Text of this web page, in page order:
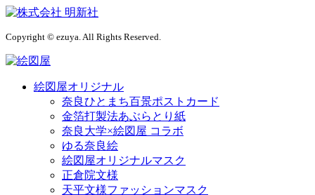
Copyright © ezuya. All Rights Reserved.
絵図屋オリジナル
奈良ひとまち百景ポストカード
金箔打製法あぶらとり紙
奈良大学×絵図屋 コラボ
ゆる奈良絵
絵図屋オリジナルマスク
正倉院文様
天平文様ファッションマスク